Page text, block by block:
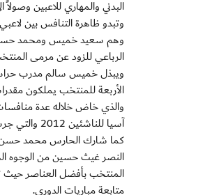
البدني والمهاري للاعبين
وتبدو ظاهرة التنافس بين
وهم سعيد خميس ومحمد حسن
الرباعي للزود عن مرمى
ويبذل خميس سالم مدرب حراس
الأربعة للمنتخب يملكون
آسيا للناشئين 2012 والتي جرت العام الماضي.
كما شارك الحارس محمد حسن
النصر غيث حسين من الوجوه
المنتخب بأفضل العناصر
متابعة مباريات الدوري.